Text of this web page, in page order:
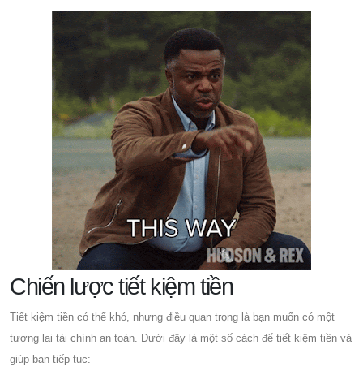
Chiến lược tiết kiệm tiền
Tiết kiệm tiền có thể khó, nhưng điều quan trọng là bạn muốn có một
tương lai tài chính an toàn. Dưới đây là một số cách để tiết kiệm tiền và
giúp bạn tiếp tục: